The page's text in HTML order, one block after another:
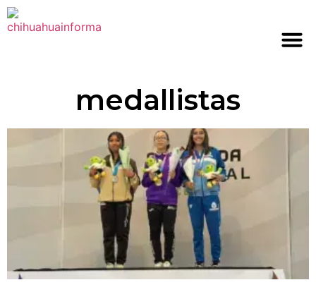
medallistas